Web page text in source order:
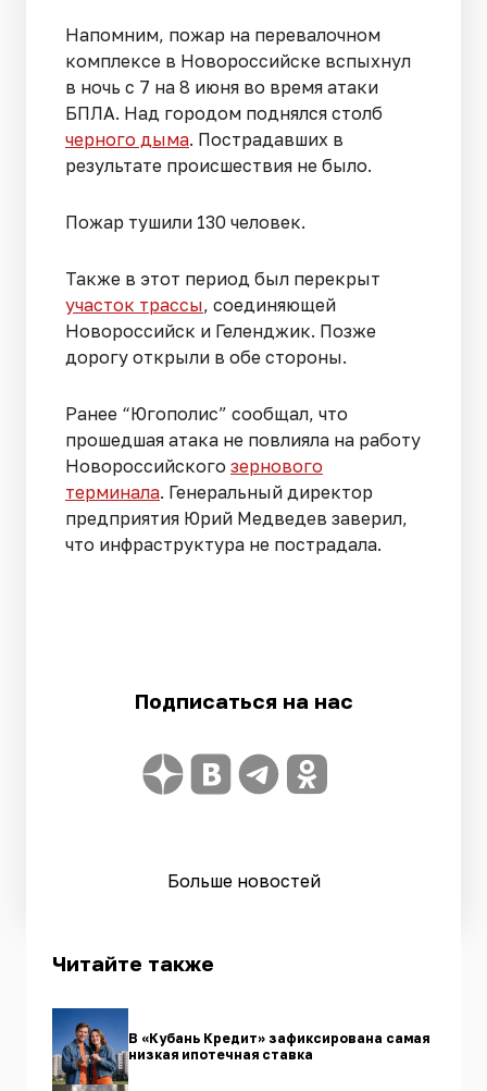
Напомним, пожар на перевалочном
комплексе в Новороссийске вспыхнул
в ночь с 7 на 8 июня во время атаки
БПЛА. Над городом поднялся столб
черного дыма. Пострадавших в
результате происшествия не было.
Пожар тушили 130 человек.
Также в этот период был перекрыт
участок трассы, соединяющей
Новороссийск и Геленджик. Позже
дорогу открыли в обе стороны.
Ранее “Югополис” сообщал, что
прошедшая атака не повлияла на работу
Новороссийского зернового
терминала. Генеральный директор
предприятия Юрий Медведев заверил,
что инфраструктура не пострадала.
Подписаться на нас
Больше новостей
Читайте также
В «Кубань Кредит» зафиксирована самая
низкая ипотечная ставка